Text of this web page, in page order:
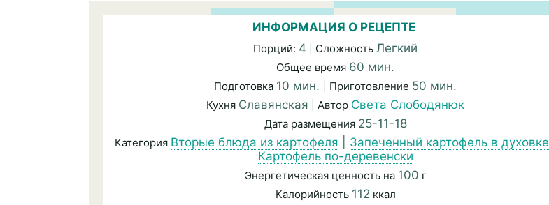
ИНФОРМАЦИЯ О РЕЦЕПТЕ
Порций: 4 | Сложность Легкий
Общее время 60 мин.
Подготовка 10 мин. | Приготовление 50 мин.
Кухня Славянская | Автор Света Слободянюк
Дата размещения 25-11-18
Категория Вторые блюда из картофеля Запеченный картофель в духовке
Картофель по-деревенски
Энергетическая ценность на 100 г
Калорийность 112 ккал